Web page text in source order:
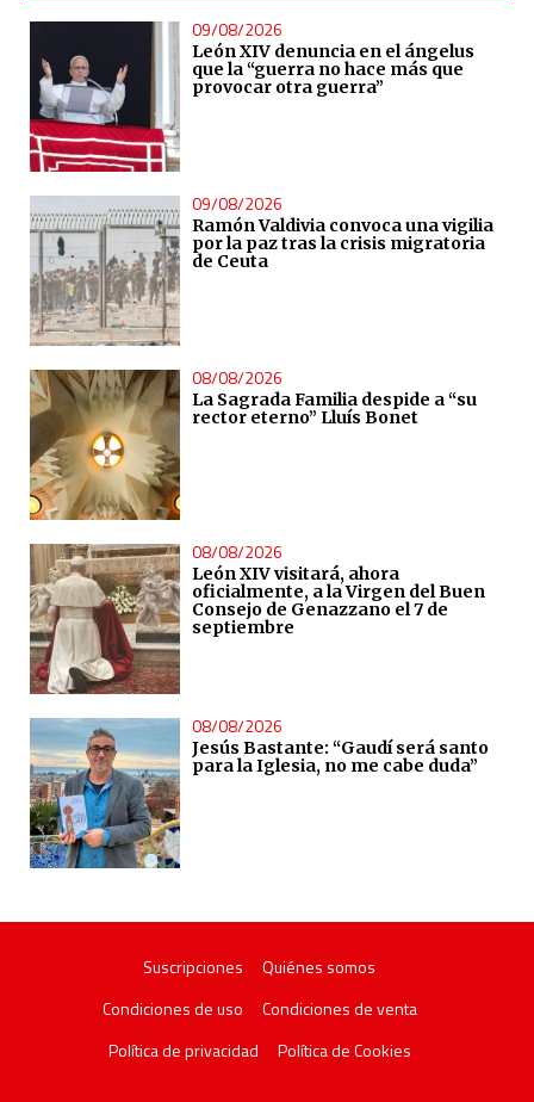
09/08/2026
León XIV denuncia en el ángelus
que la “guerra no hace más que
provocar otra guerra”
09/08/2026
Ramón Valdivia convoca una vigilia
por la paz tras la crisis migratoria
de Ceuta
08/08/2026
La Sagrada Familia despide a “su
rector eterno” Lluís Bonet
08/08/2026
León XIV visitará, ahora
oficialmente, a la Virgen del Buen
Consejo de Genazzano el 7 de
septiembre
08/08/2026
Jesús Bastante: “Gaudí será santo
para la Iglesia, no me cabe duda”
Suscripciones
Quiénes somos
Condiciones de uso
Condiciones de venta
Política de privacidad
Política de Cookies